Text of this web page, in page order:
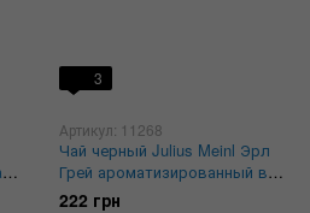
3
Артикул: 11268
Чай черный Julius Meinl Эрл
Грей ароматизированный в
пакетиках 25 шт
222 грн